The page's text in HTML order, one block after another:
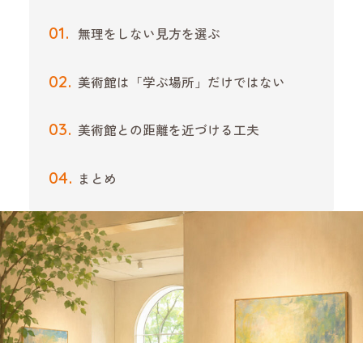
無理をしない見方を選ぶ
美術館は「学ぶ場所」だけではない
美術館との距離を近づける工夫
まとめ